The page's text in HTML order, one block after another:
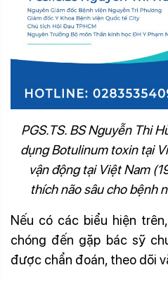
PGS.TS. BS Nguyễn Thi
dụng Botulinum toxin tại
vận động tại Việt Nam
thíchnão sâu cho bệnh
Nếu có các biểu hiện
chóng đến gặp bác sỹ
được chẩn đoán, theo dõi